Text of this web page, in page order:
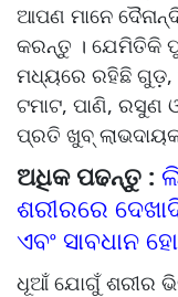
ଆପଣ ମାନେ
କରନ୍ତୁ । ଯେମିତିକି
ମଧ୍ୟରେ ରହିଛି ଗୁଡ଼,
ଟମାଟ, ପାଣି, ରସୁଣ
ପ୍ରତି ଖୁବ୍
ଅଧିକ ପଢନ୍ତୁ :
ଶରୀରରେ
ଏବଂ ସାବଧାନ
ଧୂଆଁ ଯୋଗୁଁ ଶରୀର